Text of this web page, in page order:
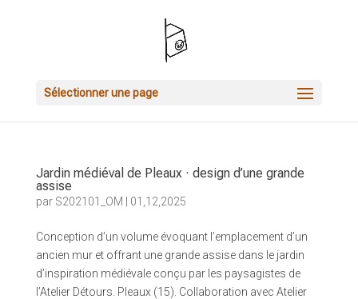
Sélectionner une page
Jardin médiéval de Pleaux · design d’une grande
assise
par S202101_OM 01,12,2025
Conception d’un volume évoquant l’emplacement d’un
ancien mur et offrant une grande assise dans le jardin
d’inspiration médiévale conçu par les paysagistes de
l’Atelier Détours. Pleaux (15). Collaboration avec Atelier